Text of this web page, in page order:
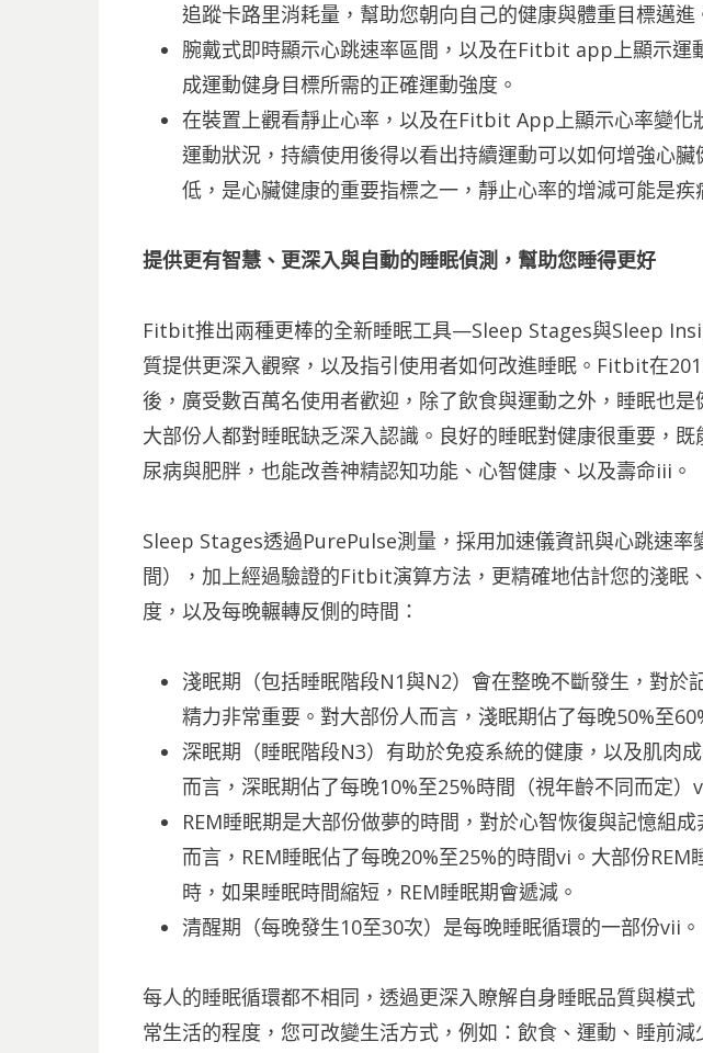
追蹤卡路里消耗量，幫助您朝向自己的健康與體重目標邁進
腕戴式即時顯示心跳速率區間，以及在Fitbit app上顯示運
成運動健身目標所需的正確運動強度。
在裝置上觀看靜止心率，以及在Fitbit App上顯示心率變化
運動狀況，持續使用後得以看出持續運動可以如何增強心
低，是心臟健康的重要指標之一，靜止心率的增減可能是疾
提供更有智慧、更深入與自動的睡眠偵測，幫助您睡得更好
Fitbit推出兩種更棒的全新睡眠工具—Sleep Stages與Sleep
質提供更深入觀察，以及指引使用者如何改進睡眠。Fitbit在
後，廣受數百萬名使用者歡迎，除了飲食與運動之外，睡眠也
大部份人都對睡眠缺乏深入認識。良好的睡眠對健康很重要，
尿病與肥胖，也能改善神精認知功能、心智健康、以及壽命iii。
Sleep Stages透過PurePulse測量，採用加速儀資訊與心跳速率
間），加上經過驗證的Fitbit演算方法，更精確地估計您的淺眠
度，以及每晚輾轉反側的時間：
淺眠期（包括睡眠階段N1與N2）會在整晚不斷發生，對於
精力非常重要。對大部份人而言，淺眠期佔了每晚50%至
深眠期（睡眠階段N3）有助於免疫系統的健康，以及肌肉
而言，深眠期佔了每晚10%至25%時間（視年齡不同而定）v
REM睡眠期是大部份做夢的時間，對於心智恢復與記憶組
而言，REM睡眠佔了每晚20%至25%的時間vi。大部份REM
時，如果睡眠時間縮短，REM睡眠期會遞減。
清醒期（每晚發生10至30次）是每晚睡眠循環的一部份vii。
每人的睡眠循環都不相同，透過更深入瞭解自身睡眠品質與模式
常生活的程度，您可改變生活方式，例如：飲食、運動、睡前